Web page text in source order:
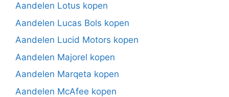
Aandelen Lotus kopen
Aandelen Lucas Bols kopen
Aandelen Lucid Motors kopen
Aandelen Majorel kopen
Aandelen Marqeta kopen
Aandelen McAfee kopen